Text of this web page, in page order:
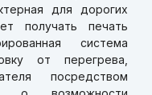
для дорогих
получать печать
система
от перегрева,
посредством